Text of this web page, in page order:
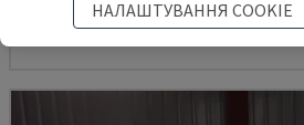
НАЛАШТУВАННЯ COOKIE